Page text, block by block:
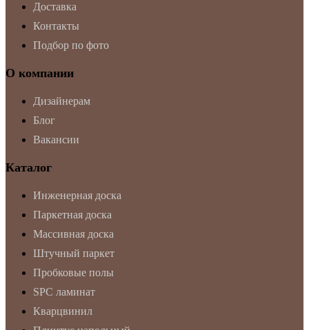
Доставка
Контакты
Подбор по фото
О компании
Дизайнерам
Блог
Вакансии
Каталог
Инженерная доска
Паркетная доска
Массивная доска
Штучный паркет
Пробковые полы
SPC ламинат
Кварцвинил